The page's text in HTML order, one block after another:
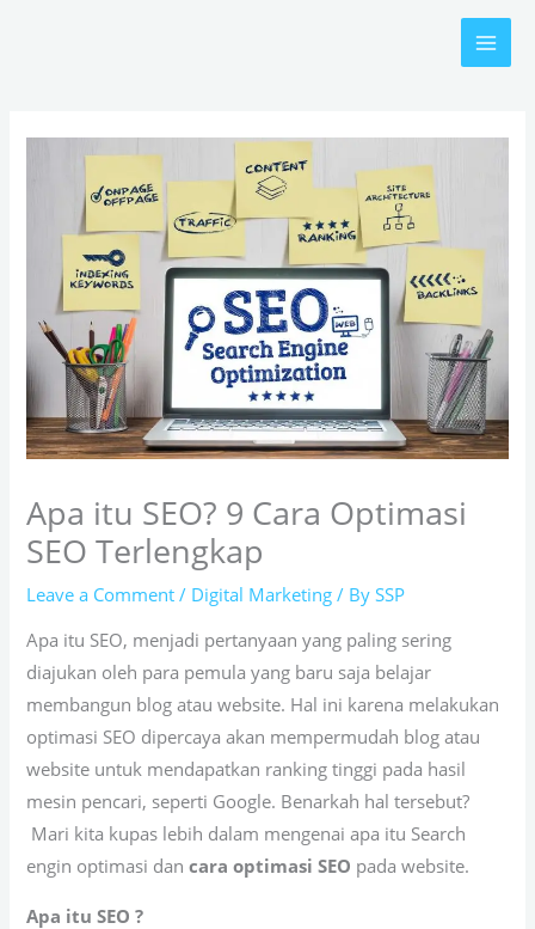
Apa itu SEO? 9 Cara Optimasi
SEO Terlengkap
Leave a Comment / Digital Marketing / BySSP
Apa itu SEO, menjadi pertanyaan yang paling sering
diajukan oleh para pemula yang baru saja belajar
membangun blog atau website. Hal ini karena melakukan
optimasi SEO dipercaya akan mempermudah blog atau
website untuk mendapatkan ranking tinggi pada hasil
mesin pencari, seperti Google. Benarkah hal tersebut?
Mari kita kupas lebih dalam mengenai apa itu Search
engin optimasi dancara optimasi SEO pada website.
Apa itu SEO ?